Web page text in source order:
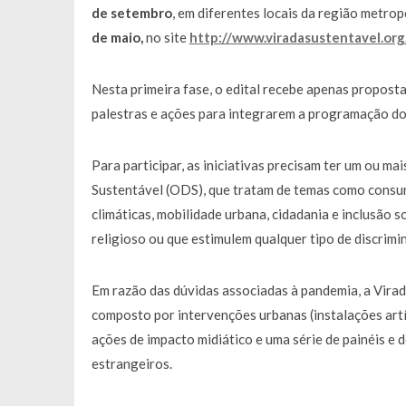
de setembro, em diferentes locais da região
de maio,no site http://
Nesta primeira fase, o edital recebe apenas
palestras e ações para integrarem a programação
Para participar, as iniciativas precisam ter um ou
Sustentável (ODS), que tratam de temas como
climáticas, mobilidade urbana, cidadania e
religioso ou que estimulem qualquer tipo de
Em razão das dúvidas associadas à pandemia, a
composto por intervenções urbanas (instalações
ações de impacto midiático e uma série de painéis
estrangeiros.